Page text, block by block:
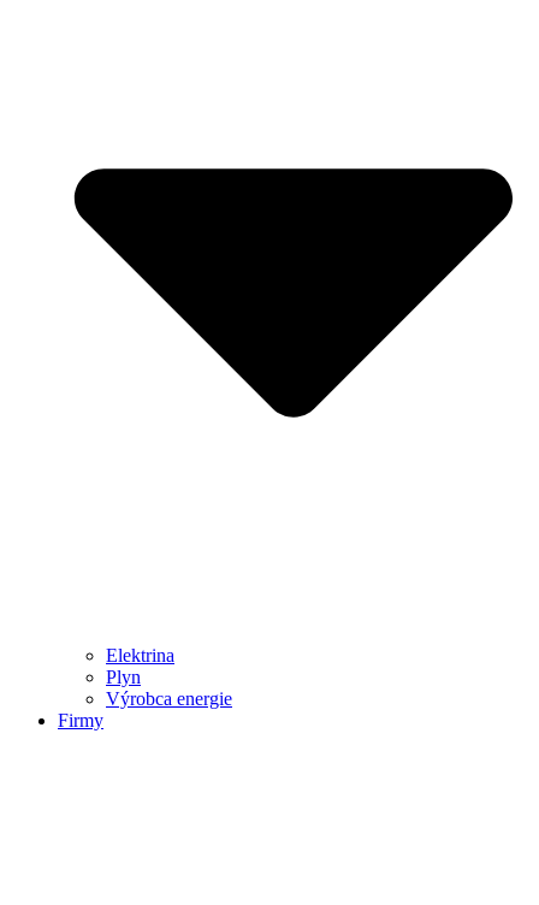
Elektrina
Plyn
Výrobca energie
Firmy